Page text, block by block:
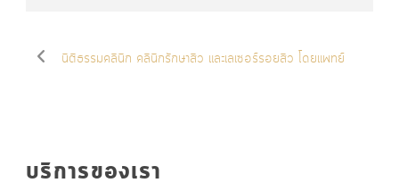
นิติธรรมคลินิก คลินิกรักษาสิว และเลเซอร์รอยสิว โดยแพทย์
บริการของเรา